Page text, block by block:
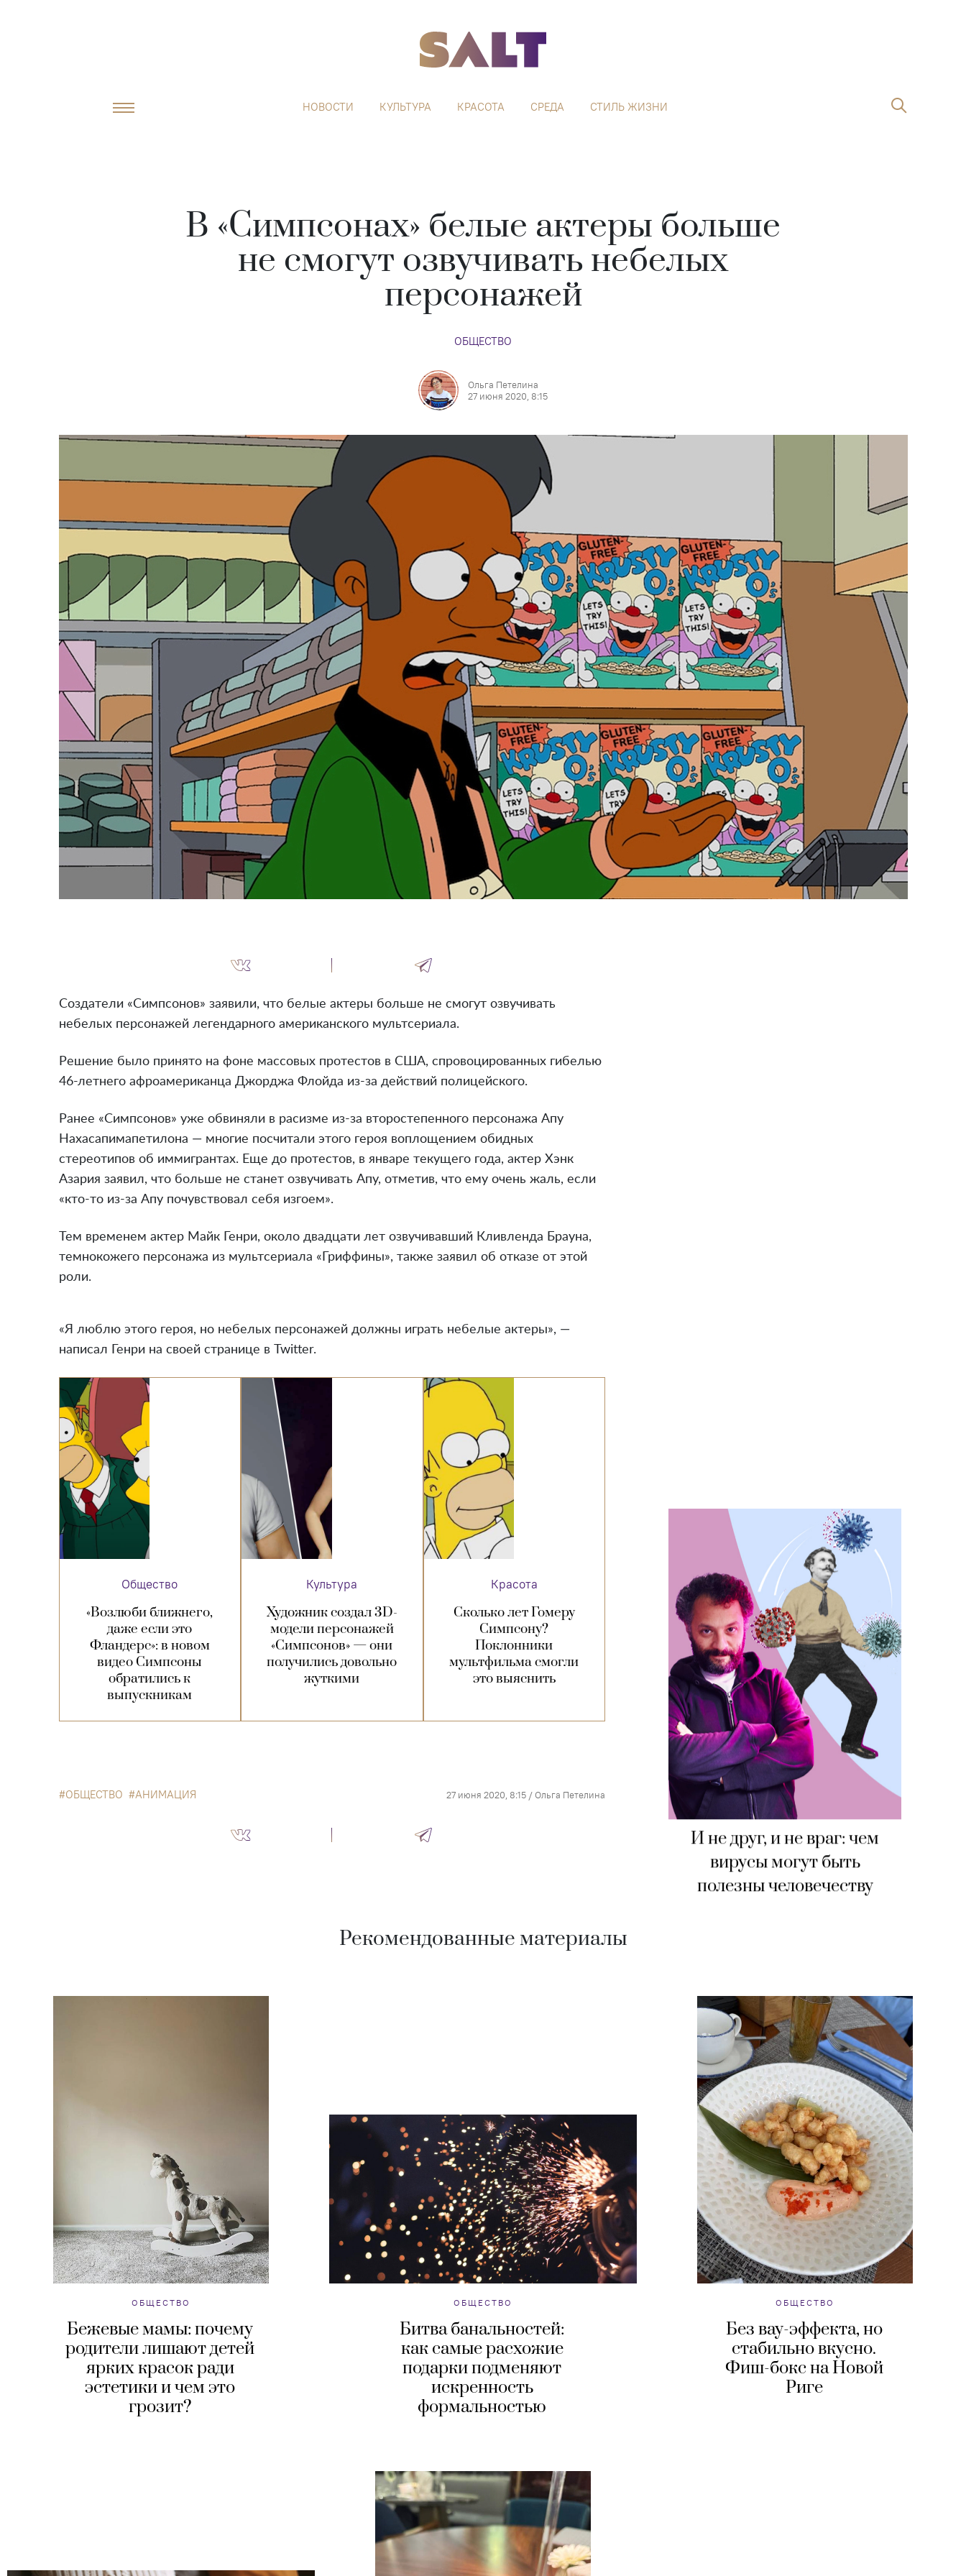
НОВОСТИ КУЛЬТУРА КРАСОТА СРЕДА СТИЛЬ ЖИЗНИ
В «Симпсонах» белые актеры больше
не смогут озвучивать небелых
персонажей
ОБЩЕСТВО
Ольга Петелина
27 июня 2020, 8:15
И не друг, и не враг: чем
вирусы могут быть
полезны человечеству
Создатели «Симпсонов» заявили, что белые актеры больше не смогут озвучивать
небелых персонажей легендарного американского мультсериала.
Решение было принято на фоне массовых протестов в США, спровоцированных гибелью
46-летнего афроамериканца Джорджа Флойда из-за действий полицейского.
Ранее «Симпсонов» уже обвиняли в расизме из-за второстепенного персонажа Апу
Нахасапимапетилона — многие посчитали этого героя воплощением обидных
стереотипов об иммигрантах. Еще до протестов, в январе текущего года, актер Хэнк
Азария заявил, что больше не станет озвучивать Апу, отметив, что ему очень жаль, если
«кто-то из-за Апу почувствовал себя изгоем».
Тем временем актер Майк Генри, около двадцати лет озвучивавший Кливленда Брауна,
темнокожего персонажа из мультсериала «Гриффины», также заявил об отказе от этой
роли.
«Я люблю этого героя, но небелых персонажей должны играть небелые актеры», —
написал Генри на своей странице в Twitter.
Общество
«Возлюби ближнего,
даже если это
Фландерс»: в новом
видео Симпсоны
обратились к
выпускникам
Культура
Художник создал 3D-
модели персонажей
«Симпсонов» — они
получились довольно
жуткими
Красота
Сколько лет Гомеру
Симпсону?
Поклонники
мультфильма смогли
это выяснить
ОБЩЕСТВО АНИМАЦИЯ 27 июня 2020, 8:15 / Ольга Петелина
Рекомендованные материалы
ОБЩЕСТВО
Бежевые мамы: почему
родители лишают детей
ярких красок ради
эстетики и чем это
грозит?
ОБЩЕСТВО
Битва банальностей:
как самые расхожие
подарки подменяют
искренность
формальностью
ОБЩЕСТВО
Без вау-эффекта, но
стабильно вкусно.
Фиш-бокс на Новой
Риге